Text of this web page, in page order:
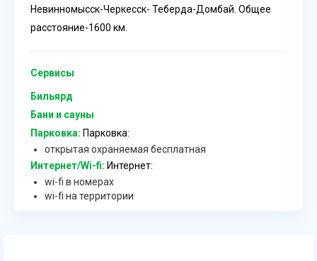
Невинномысск-Черкесск- Теберда-Домбай. Общее
расстояние-1600 км.
Сервисы
Бильярд
Бани и сауны
Парковка: Парковка:
открытая охраняемая бесплатная
Интернет/Wi-fi: Интернет:
wi-fi в номерах
wi-fi на территории